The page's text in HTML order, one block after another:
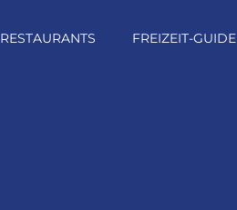
RESTAURANTS FREIZEIT-GUIDE